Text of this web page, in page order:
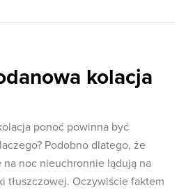
kolacja
ponoć powinna być
Podobno dlatego, że
noc nieuchronnie lądują na
tłuszczowej. Oczywiście faktem